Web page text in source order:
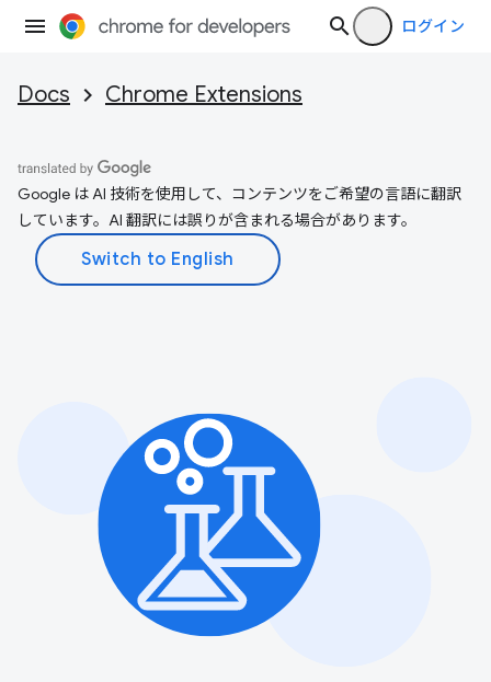
ログイン
Docs Chrome Extensions
Google は AI 技術を使用して、コンテンツをご希望の言語に翻訳
しています。AI 翻訳には誤りが含まれる場合があります。